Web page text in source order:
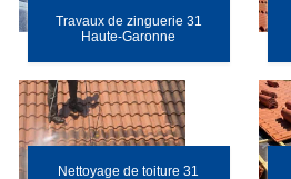
Travaux de zinguerie 31
Haute-Garonne
Nettoyage de toiture 31